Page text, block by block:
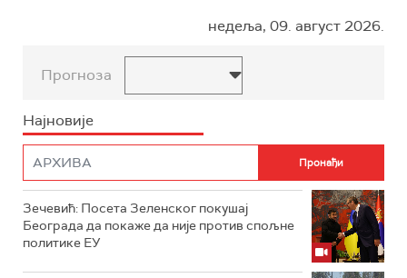
недеља, 09. август 2026.
Прогноза
Најновије
Зечевић: Посета Зеленског покушај
Београда да покаже да није против спољне
политике ЕУ